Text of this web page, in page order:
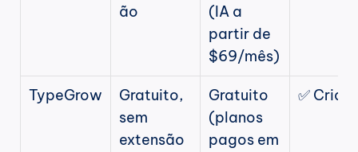
ão
(IA a
partir de
$69/mês)
TypeGrow
Gratuito,
sem
extensão
Gratuito
(planos
pagos em
✅